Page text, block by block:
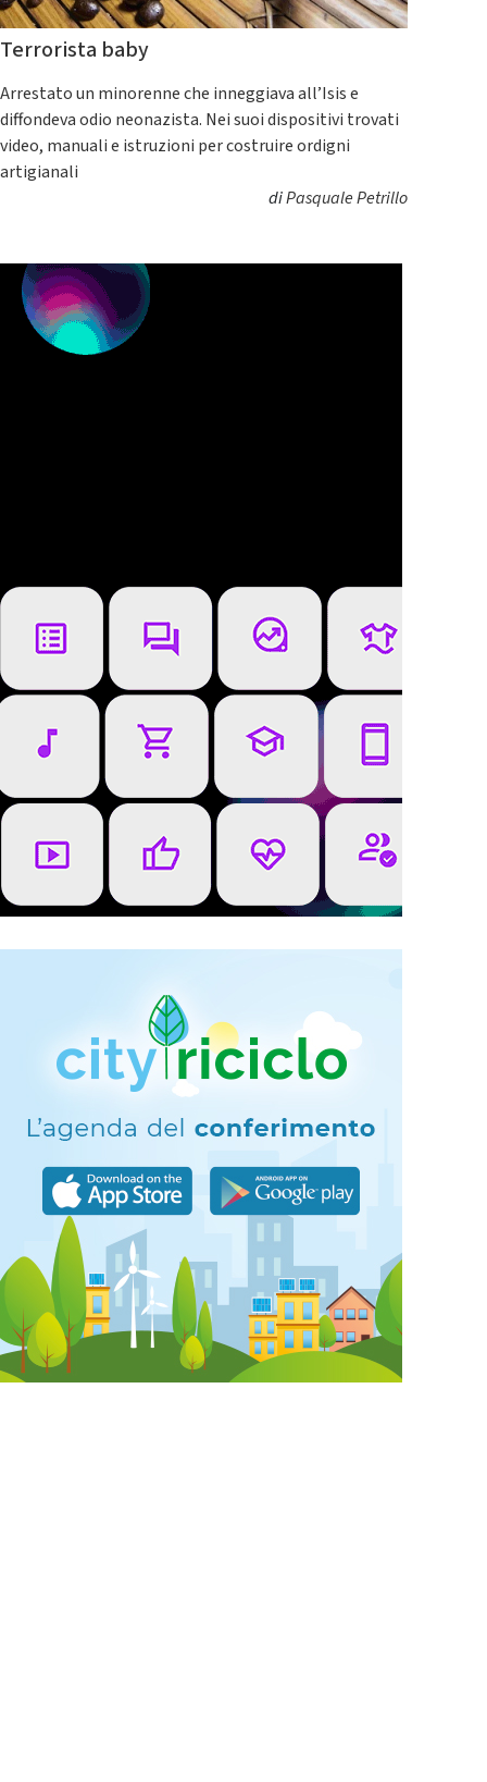
Terrorista baby
Arrestato un minorenne che inneggiava all’Isis e
diffondeva odio neonazista. Nei suoi dispositivi trovati
video, manuali e istruzioni per costruire ordigni
artigianali
diPasquale Petrillo